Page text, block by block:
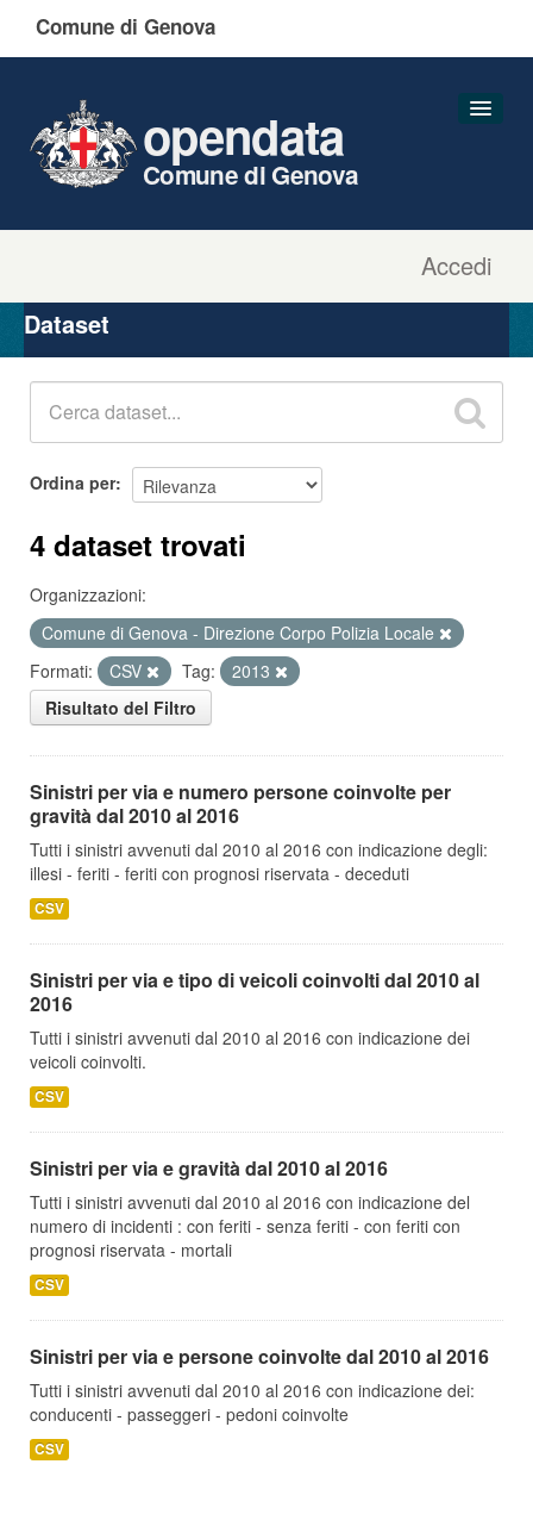
Comune di Genova
Accedi
opendata
Comune di Genova
Organizzazioni
Gruppi
Dataset
Ordina per
4 dataset trovati
Organizzazioni:
Comune di Genova - Direzione Corpo Polizia Locale
Formati:
CSV Tag:
2013
Risultato del Filtro
Sinistri per via e numero persone coinvolte per
gravità dal 2010 al 2016
Tutti i sinistri avvenuti dal 2010 al 2016 con indicazione degli:
illesi - feriti - feriti con prognosi riservata - deceduti
CSV
Sinistri per via e tipo di veicoli coinvolti dal 2010 al
2016
Tutti i sinistri avvenuti dal 2010 al 2016 con indicazione dei
veicoli coinvolti.
CSV
Sinistri per via e gravità dal 2010 al 2016
Tutti i sinistri avvenuti dal 2010 al 2016 con indicazione del
numero di incidenti : con feriti - senza feriti - con feriti con
prognosi riservata - mortali
CSV
Sinistri per via e persone coinvolte dal 2010 al 2016
Tutti i sinistri avvenuti dal 2010 al 2016 con indicazione dei:
conducenti - passeggeri - pedoni coinvolte
CSV